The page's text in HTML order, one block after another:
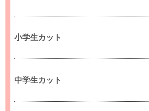
小学生カット
中学生カット